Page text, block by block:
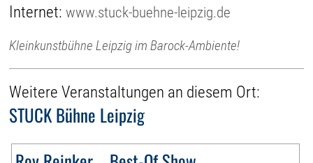
Internet:www.stuck-buehne-leipzig.de
Kleinkunstbühne Leipzig im Barock-Ambiente!
Weitere Veranstaltungen an diesem Ort:
STUCK Bühne Leipzig